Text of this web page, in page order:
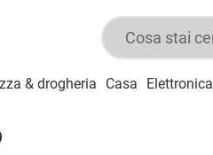
& drogheria Casa Elettronica